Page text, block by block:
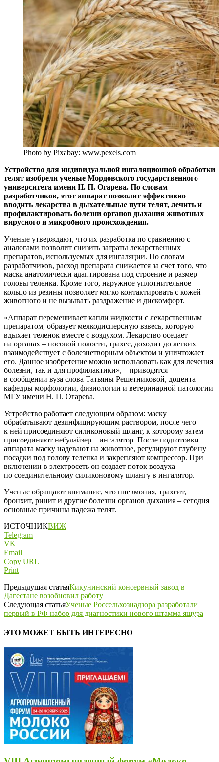
Photo by Pixabay: www.pexels.com
Устройство для индивидуальной ингаляционной обработки
телят изобрели ученые Мордовского государственного
университета имени Н. П. Огарева. По словам
разработчиков, этот аппарат позволит эффективно
вводить лекарства в дыхательные пути телят, лечить и
профилактировать болезни органов дыхания животных
вирусного и микробного происхождения.
Ученые утверждают, что их разработка по сравнению с
аналогами позволит снизить затраты лекарственных
препаратов, используемых для ингаляции. По словам
разработчиков, расход препарата снижается за счет того, что
маска анатомически адаптирована под строение и размер
головы теленка. Кроме того, наружное уплотнительное
кольцо из резины позволяет мягко контактировать с кожей
животного и не вызывать раздражение и дискомфорт.
«Аппарат перемешивает капли жидкости с лекарственным
препаратом, образует мелкодисперсную взвесь, которую
вдыхает теленок вместе с воздухом. Лекарство оседает
на органах – носовой полости, трахее, доходит до легких,
взаимодействует с болезнетворным объектом и уничтожает
его. Данное изобретение можно использовать как для лечения
болезни, так и для профилактики», – приводятся
в сообщении вуза слова Татьяны Решетниковой, доцента
кафедры морфологии, физиологии и ветеринарной патологии
МГУ имени Н. П. Огарева.
Устройство работает следующим образом: маску
обрабатывают дезинфицирующим раствором, после чего
к ней присоединяют силиконовый шланг, к которому затем
присоединяют небулайзер – ингалятор. После подготовки
аппарата маску надевают на животное, регулируют глубину
посадки под голову теленка и закрепляют компрессор. При
включении в электросеть он создает поток воздуха
по соединительному силиконовому шлангу в ингалятор.
Ученые обращают внимание, что пневмония, трахеит,
бронхит, ринит и другие болезни органов дыхания – сегодня
основные причины падежа телят.
ИСТОЧНИКВИЖ
Telegram
VK
Email
Copy URL
Print
Предыдущая статьяКикунинский консервный завод в
Дагестане возобновил работу
Следующая статьяУченые Россельхознадзора разработали
первый в РФ набор для диагностики нового штамма ящура
ЭТО МОЖЕТ БЫТЬ ИНТЕРЕСНО